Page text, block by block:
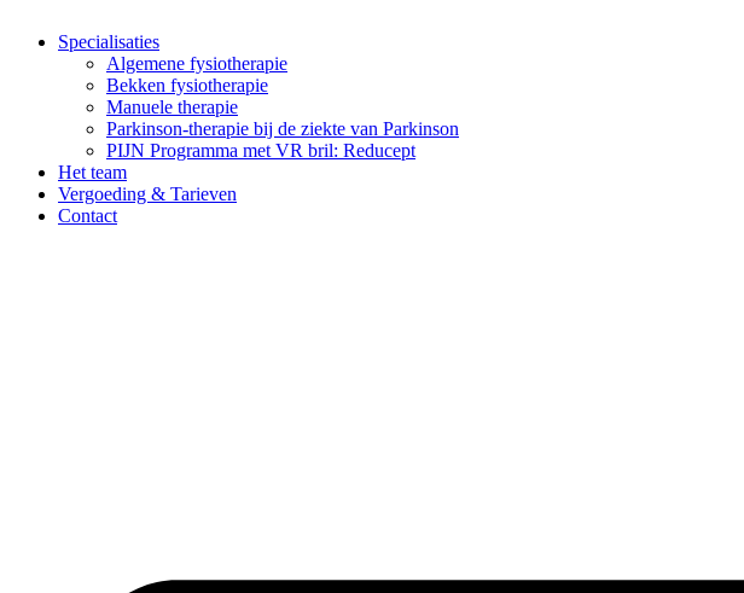
Specialisaties
Algemene fysiotherapie
Bekken fysiotherapie
Manuele therapie
Parkinson-therapie bij de ziekte van Parkinson
PIJN Programma met VR bril: Reducept
Het team
Vergoeding & Tarieven
Contact